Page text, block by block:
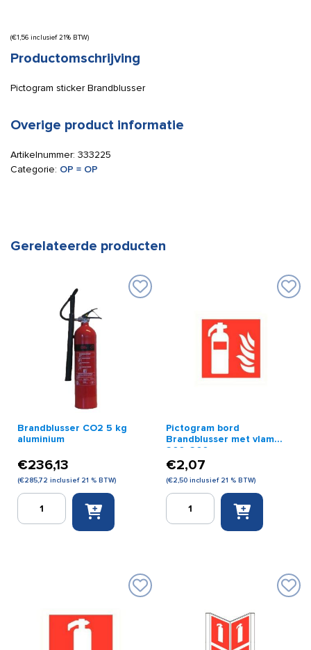
(€1,56 inclusief 21% BTW)
Productomschrijving
Pictogram sticker Brandblusser
Overige product informatie
Artikelnummer: 333225
Categorie: OP = OP
Gerelateerde producten
Brandblusser CO2 5 kg
aluminium
€236,13
(€285,72 inclusief 21 % BTW)
Brandblusser
Pictogram bord
Brandblusser met vlam
200x200mm
€2,07
(€2,50 inclusief 21 % BTW)
Pictogram
Brandblusser